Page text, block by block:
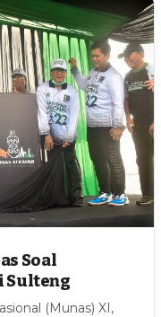
Soal
Sulteng
(Munas) XI,